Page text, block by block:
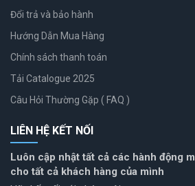
Đổi trả và bảo hành
Hướng Dẫn Mua Hàng
Chính sách thanh toán
Tải Catalogue 2025
Câu Hỏi Thường Gặp ( FAQ )
LIÊN HỆ KẾT NỐI
Luôn cập nhật tất cả các hành động
cho tất cả khách hàng của mình